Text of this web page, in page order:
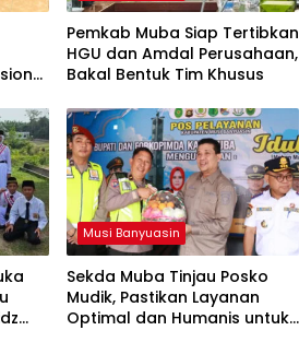
Pemkab Muba Siap Tertibkan
HGU dan Amdal Perusahaan,
Bakal Bentuk Tim Khusus
Musi Banyuasin
Sekda Muba Tinjau Posko
Mudik, Pastikan Layanan
Optimal dan Humanis untuk